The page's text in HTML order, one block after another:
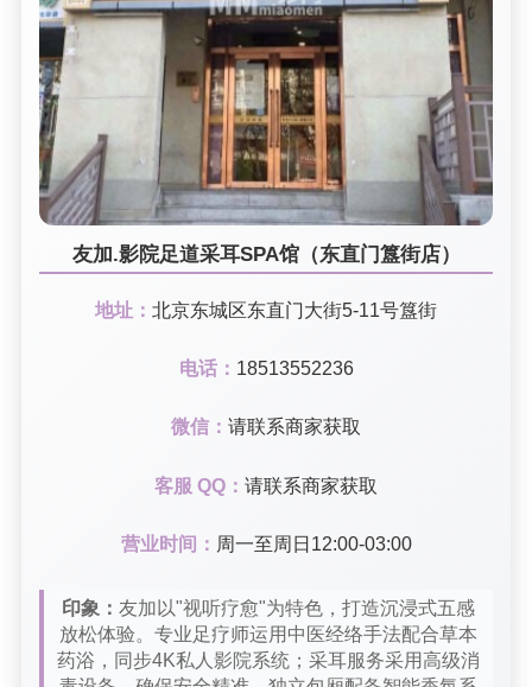
友加.影院足道采耳SPA馆（东直门簋街店）
地址： 北京东城区东直门大街5-11号簋街
电话： 18513552236
微信： 请联系商家获取
客服 QQ： 请联系商家获取
营业时间： 周一至周日12:00-03:00
印象： 友加以"视听疗愈"为特色，打造沉浸式五感
放松体验。专业足疗师运用中医经络手法配合草本
药浴，同步4K私人影院系统；采耳服务采用高级消